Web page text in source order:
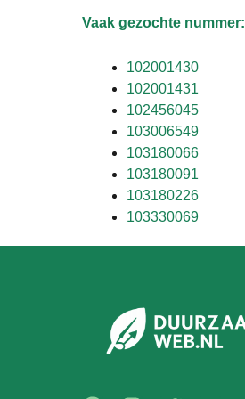
Vaak gezochte nummer:
102001430
102001431
102456045
103006549
103180066
103180091
103180226
103330069